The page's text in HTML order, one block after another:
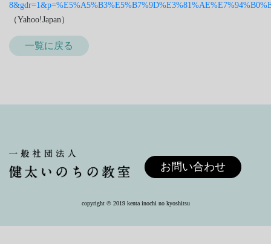
（Yahoo!Japan）
一覧に戻る
お問い合わせ
copyright ©︎ 2019 kenta inochi no kyoshitsu